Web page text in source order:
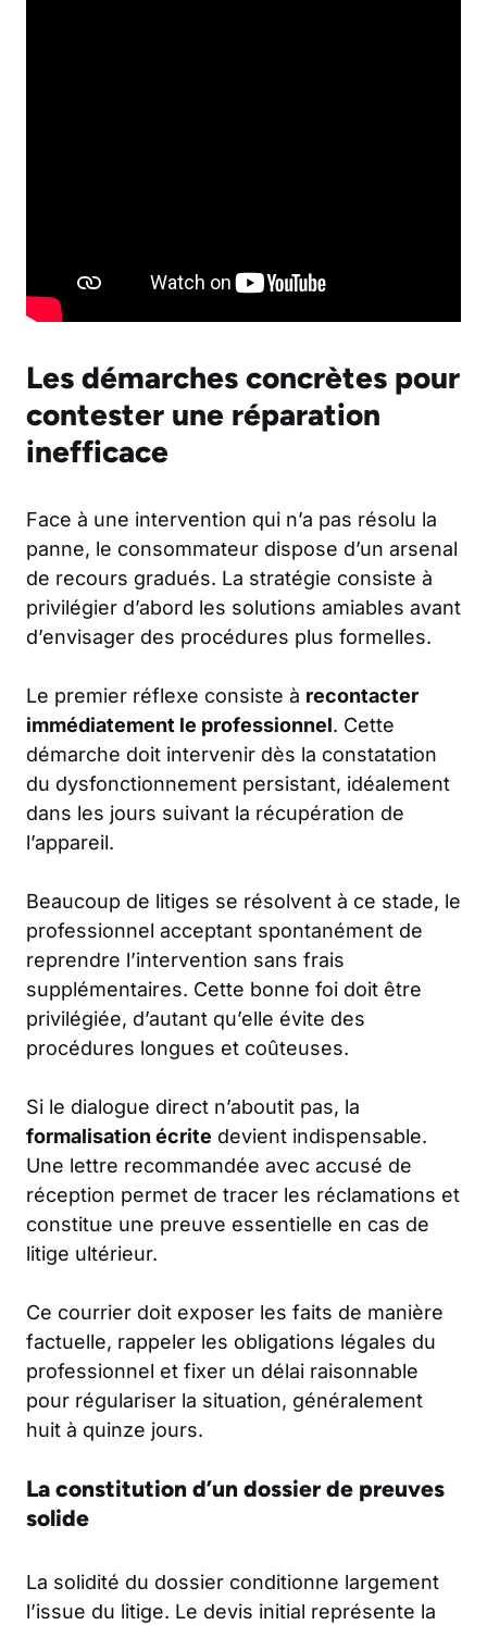
Les démarches concrètes pour
contester une réparation
inefficace
Face à une intervention qui n’a pas résolu la
panne, le consommateur dispose d’un arsenal
de recours gradués. La stratégie consiste à
privilégier d’abord les solutions amiables avant
d’envisager des procédures plus formelles.
Le premier réflexe consiste à recontacter
immédiatement le professionnel. Cette
démarche doit intervenir dès la constatation
du dysfonctionnement persistant, idéalement
dans les jours suivant la récupération de
l’appareil.
Beaucoup de litiges se résolvent à ce stade, le
professionnel acceptant spontanément de
reprendre l’intervention sans frais
supplémentaires. Cette bonne foi doit être
privilégiée, d’autant qu’elle évite des
procédures longues et coûteuses.
Si le dialogue direct n’aboutit pas, la
formalisation écrite devient indispensable.
Une lettre recommandée avec accusé de
réception permet de tracer les réclamations et
constitue une preuve essentielle en cas de
litige ultérieur.
Ce courrier doit exposer les faits de manière
factuelle, rappeler les obligations légales du
professionnel et fixer un délai raisonnable
pour régulariser la situation, généralement
huit à quinze jours.
La constitution d’un dossier de preuves
solide
La solidité du dossier conditionne largement
l’issue du litige. Le devis initial représente la